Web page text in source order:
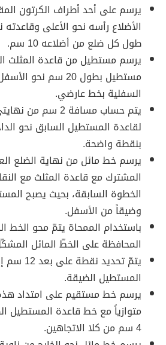
يرسم على أحد أطراف الكرتون
الأضلاع رأسه نحو الأعلى
طول كل ضلع من أضلاعه 10 سم.
يرسم مستطيل من قاعدة المثلث
مستطيل بطول 20 سم
السفلية بخط عارضي.
يتم حساب مسافة 2
لقاعدة المستطيل السابق نحو
بنقطة واضحة.
يرسم خط مائل من نهاية الضلع
المشترك مع قاعدة المثلث مع
الخطوة السابقة، بحيث يصبح
وضيقاً من الأسفل.
باستخدام الممحاة يتمّ محو الخط
المحافظة على الخطّ المائل
يتمّ
المستطيل الضيقة.
يرسم خط مستقيم على امتداد
متوازياً مع خط قاعدة المستطيل
4 سم من كلا الاتجاهين.